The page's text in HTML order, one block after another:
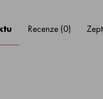
Recenze (0)